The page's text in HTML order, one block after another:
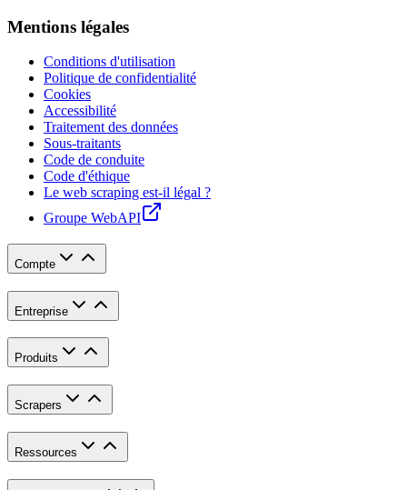
Mentions légales
Conditions d'utilisation
Politique de confidentialité
Cookies
Accessibilité
Traitement des données
Sous-traitants
Code de conduite
Code d'éthique
Le web scraping est-il légal ?
Groupe WebAPI
Compte
Entreprise
Produits
Scrapers
Ressources